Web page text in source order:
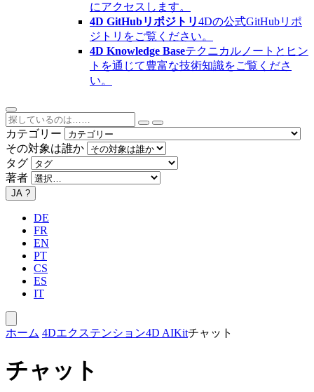
にアクセスします。
4D GitHubリポジトリ4Dの公式GitHubリポ
ジトリをご覧ください。
4D Knowledge Baseテクニカルノートとヒン
トを通じて豊富な技術知識をご覧くださ
い。
カテゴリー
その対象は誰か
タグ
著者
JA ?
DE
FR
EN
PT
CS
ES
IT
ホーム 4Dエクステンション4D AIKitチャット
チャット